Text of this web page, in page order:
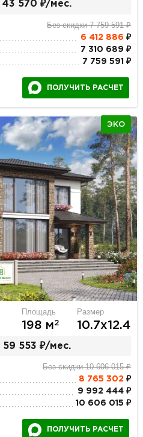
43 570 ₽/мес.
Без скидки 7 759 591 ₽
6 412 886 ₽
7 310 689 ₽
7 759 591 ₽
ПОЛУЧИТЬ РАСЧЕТ
ЭКО
Площадь
198 м2
Размер
10.7х12.4
59 553 ₽/мес.
Без скидки 10 606 015 ₽
8 765 302 ₽
9 992 444 ₽
10 606 015 ₽
ПОЛУЧИТЬ РАСЧЕТ